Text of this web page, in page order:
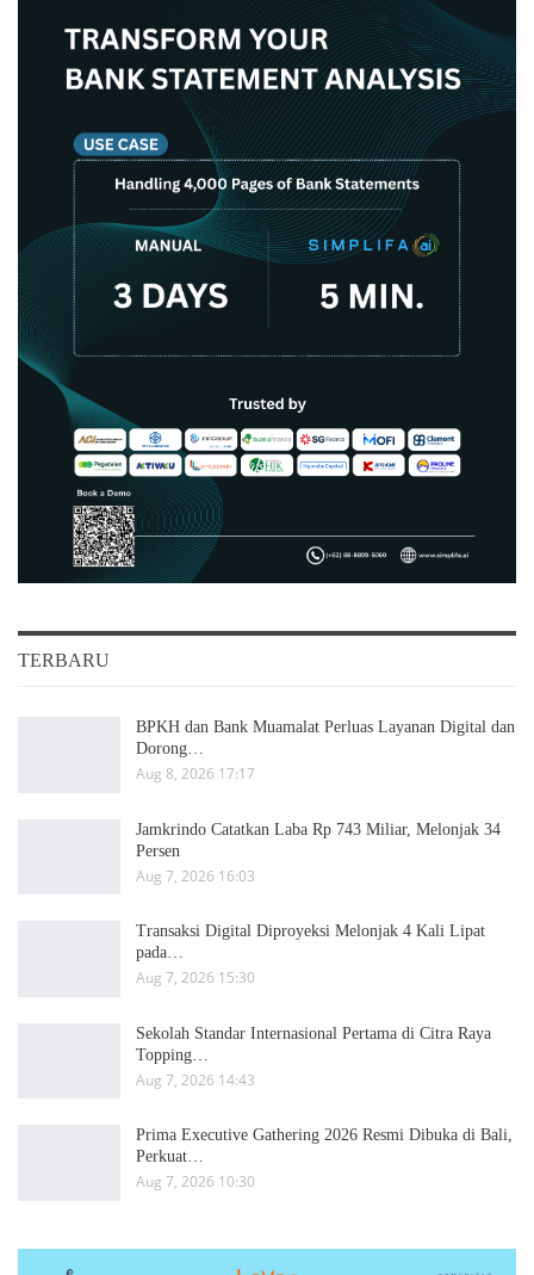
TERBARU
BPKH dan Bank Muamalat Perluas Layanan Digital dan
Dorong…
Aug 8, 2026 17:17
Jamkrindo Catatkan Laba Rp 743 Miliar, Melonjak 34
Persen
Aug 7, 2026 16:03
Transaksi Digital Diproyeksi Melonjak 4 Kali Lipat
pada…
Aug 7, 2026 15:30
Sekolah Standar Internasional Pertama di Citra Raya
Topping…
Aug 7, 2026 14:43
Prima Executive Gathering 2026 Resmi Dibuka di Bali,
Perkuat…
Aug 7, 2026 10:30